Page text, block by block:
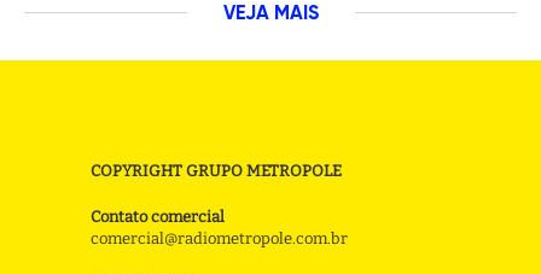
VEJA MAIS
COPYRIGHT GRUPO METROPOLE
Contato comercial
comercial@radiometropole.com.br